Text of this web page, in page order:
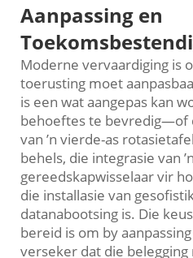
Aanpassing en
Moderne vervaardiging is
toerusting moet
is een wat aangepas kan
behoeftes te bevredig—of
van ’n vierde-as
behels, die integrasie van
gereedskapwisselaar vir
die installasie van
datanabootsing is. Die
bereid is om by
verseker dat die belegging